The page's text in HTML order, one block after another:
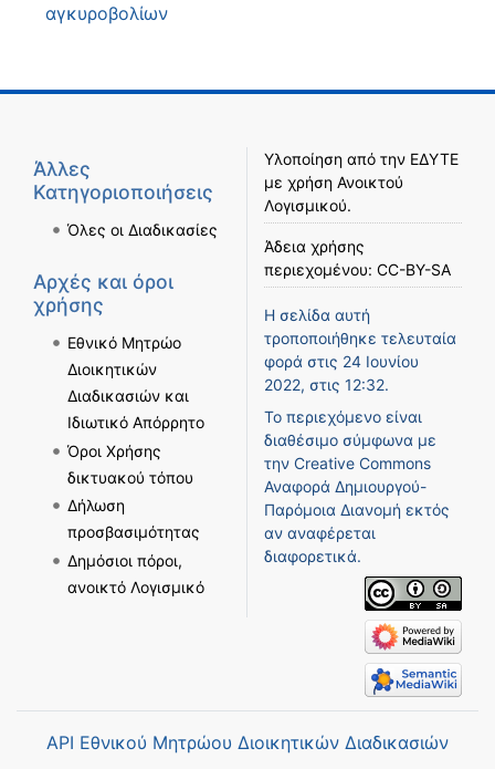
αγκυροβολίων
Άλλες
Κατηγοριοποιήσεις
Όλες οι Διαδικασίες
Αρχές και όροι
χρήσης
Εθνικό Μητρώο
Διοικητικών
Διαδικασιών και
Ιδιωτικό Απόρρητο
Όροι Χρήσης
δικτυακού τόπου
Δήλωση
προσβασιμότητας
Δημόσιοι πόροι,
ανοικτό Λογισμικό
Υλοποίηση από την ΕΔΥΤΕ
με χρήση Ανοικτού
Λογισμικού.
Άδεια χρήσης
περιεχομένου: CC-BY-SA
Η σελίδα αυτή
τροποποιήθηκε τελευταία
φορά στις 24 Ιουνίου
2022, στις 12:32.
Το περιεχόμενο είναι
διαθέσιμο σύμφωνα με
την Creative Commons
Αναφορά Δημιουργού-
Παρόμοια Διανομή εκτός
αν αναφέρεται
διαφορετικά.
API Εθνικού Μητρώου Διοικητικών Διαδικασιών